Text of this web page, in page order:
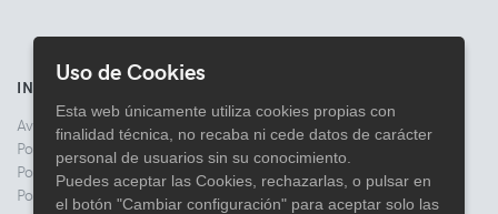
INFORMACIÓN
Aviso legal
Politica de Privacidad
Política de Cookies
Política de Devoluciones
Uso de Cookies
Esta web únicamente utiliza cookies propias con
finalidad técnica, no recaba ni cede datos de carácter
personal de usuarios sin su conocimiento.
Puedes aceptar las Cookies, rechazarlas, o pulsar en
el botón "Cambiar configuración" para aceptar solo las